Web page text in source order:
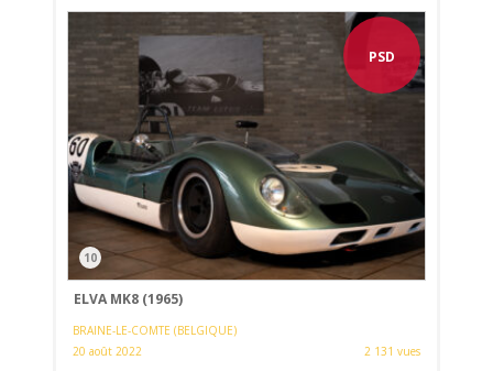
PSD
10
ELVA MK8 (1965)
BRAINE-LE-COMTE (BELGIQUE)
20 août 2022
2 131 vues